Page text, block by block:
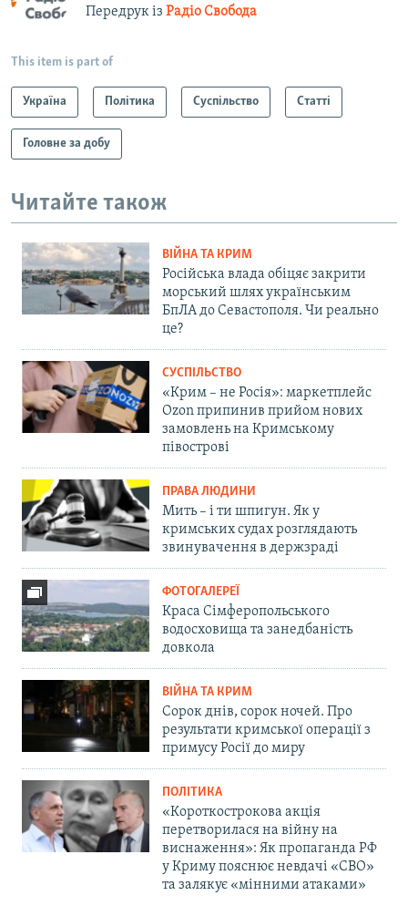
Передрук із Радіо Свобода
This item is part of
Україна Політика Суспільство Статті
Головне за добу
Читайте також
ВІЙНА ТА КРИМ
Російська влада обіцяє закрити
морський шлях українським
БпЛА до Севастополя. Чи реально
це?
СУСПІЛЬСТВО
«Крим – не Росія»: маркетплейс
Ozon припинив прийом нових
замовлень на Кримському
півострові
ПРАВА ЛЮДИНИ
Мить – і ти шпигун. Як у
кримських судах розглядають
звинувачення в держзраді
ФОТОГАЛЕРЕЇ
Краса Сімферопольського
водосховища та занедбаність
довкола
ВІЙНА ТА КРИМ
Сорок днів, сорок ночей. Про
результати кримської операції з
примусу Росії до миру
ПОЛІТИКА
«Короткострокова акція
перетворилася на війну на
виснаження»: Як пропаганда РФ
у Криму пояснює невдачі «СВО»
та залякує «мінними атаками»